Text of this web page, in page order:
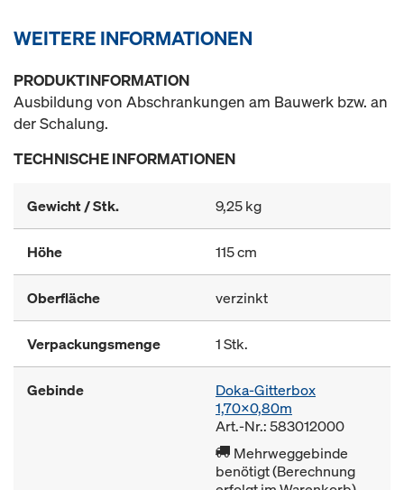
WEITERE INFORMATIONEN
PRODUKTINFORMATION
Ausbildung von Abschrankungen am Bauwerk bzw. an
der Schalung.
TECHNISCHE INFORMATIONEN
Gewicht / Stk. 9,25 kg
Höhe 115 cm
Oberfläche verzinkt
Verpackungsmenge 1 Stk.
Gebinde
Doka-Gitterbox
1,70x0,80m
Art.-Nr.: 583012000
Mehrweggebinde
benötigt (Berechnung